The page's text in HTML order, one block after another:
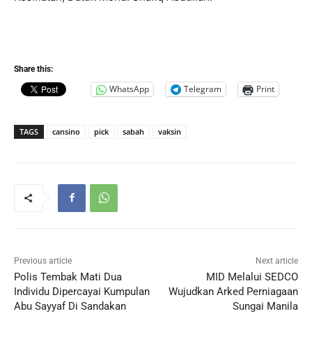
Share this:
WhatsApp Telegram Print
TAGS cansino pick sabah vaksin
Previous article
Polis Tembak Mati Dua
Individu Dipercayai Kumpulan
Abu Sayyaf Di Sandakan
Next article
MID Melalui SEDCO
Wujudkan Arked Perniagaan
Sungai Manila